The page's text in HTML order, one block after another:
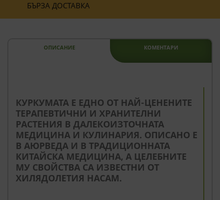
БЪРЗА ДОСТАВКА
ОПИСАНИЕ КОМЕНТАРИ
КУРКУМАТА Е ЕДНО ОТ НАЙ-ЦЕНЕНИТЕ
ТЕРАПЕВТИЧНИ И ХРАНИТЕЛНИ
РАСТЕНИЯ В ДАЛЕКОИЗТОЧНАТА
МЕДИЦИНА И КУЛИНАРИЯ. ОПИСАНО Е
В АЮРВЕДА И В ТРАДИЦИОННАТА
КИТАЙСКА МЕДИЦИНА, А ЦЕЛЕБНИТЕ
МУ СВОЙСТВА СА ИЗВЕСТНИ ОТ
ХИЛЯДОЛЕТИЯ НАСАМ.